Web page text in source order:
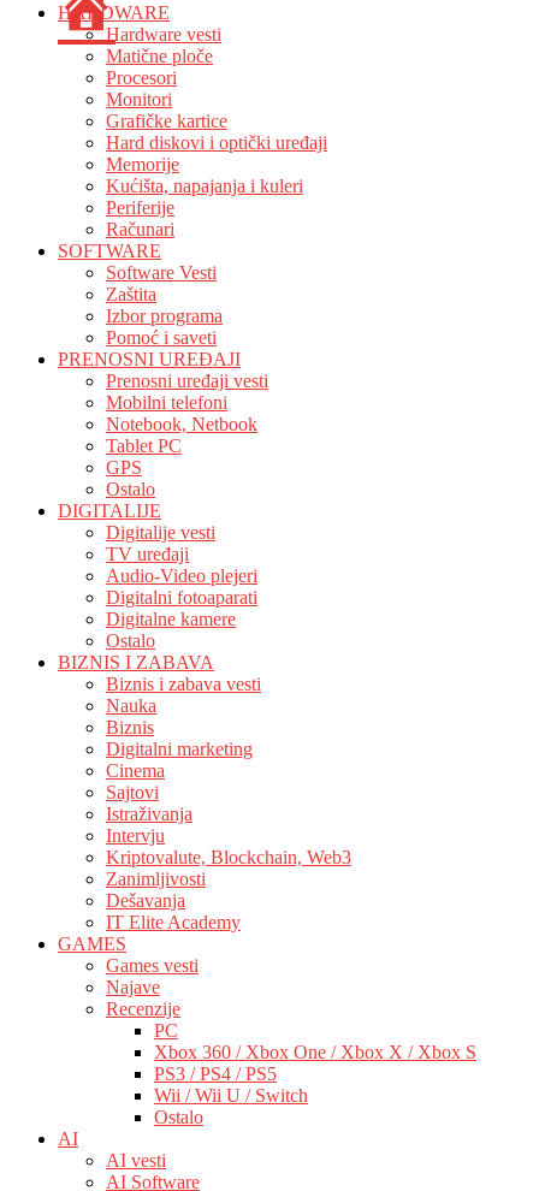
HARDWARE
Hardware vesti
Matične ploče
Procesori
Monitori
Grafičke kartice
Hard diskovi i optički uređaji
Memorije
Kućišta, napajanja i kuleri
Periferije
Računari
SOFTWARE
Software Vesti
Zaštita
Izbor programa
Pomoć i saveti
PRENOSNI UREĐAJI
Prenosni uređaji vesti
Mobilni telefoni
Notebook, Netbook
Tablet PC
GPS
Ostalo
DIGITALIJE
Digitalije vesti
TV uređaji
Audio-Video plejeri
Digitalni fotoaparati
Digitalne kamere
Ostalo
BIZNIS I ZABAVA
Biznis i zabava vesti
Nauka
Biznis
Digitalni marketing
Cinema
Sajtovi
Istraživanja
Intervju
Kriptovalute, Blockchain, Web3
Zanimljivosti
Dešavanja
IT Elite Academy
GAMES
Games vesti
Najave
Recenzije
PC
Xbox 360 / Xbox One / Xbox X / Xbox S
PS3 / PS4 / PS5
Wii / Wii U / Switch
Ostalo
AI
AI vesti
AI Software